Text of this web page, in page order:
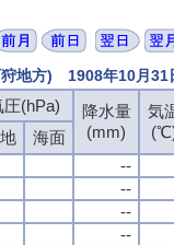
地方) 1908年10月31
圧(hPa)
降水量
(mm)
気
海面
--
--
--
--